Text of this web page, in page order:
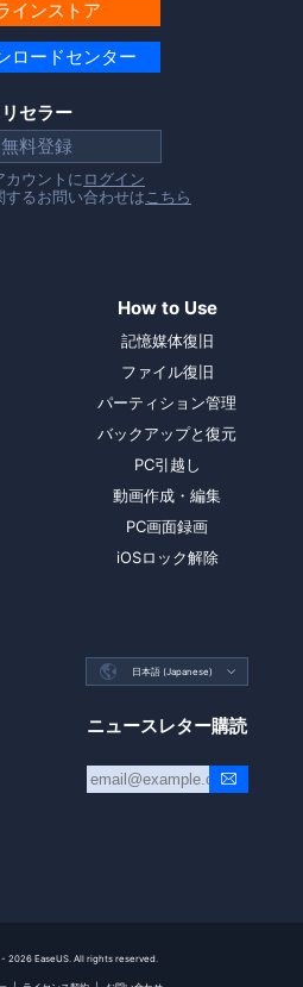
インストア
ロードセンター
リセラー
無料登録
カウントに ログイン
するお問い合わせは こちら
How to Use
記憶媒体復旧
ファイル復旧
パーティション管理
バックアップと復元
PC引越し
動画作成・編集
PC画面録画
iOSロック解除
 日本語 (Japanese) 
ニュースレター購読
2026EaseUS. All rights reserved.